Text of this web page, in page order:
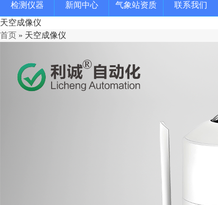
检测仪器 新闻中心 气象站资质
联系我们
天空成像仪
首页 » 天空成像仪